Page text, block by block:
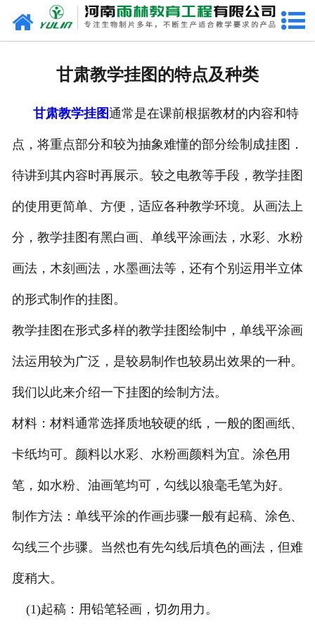
网站首页
联系我们
甘肃教学挂图的特点及种类
甘肃教学挂图通常是在课前根据教材的内容和特
点，将重点部分和较为抽象难懂的部分绘制成挂图．
待讲到其内容时再展示。较之电教等手段，教学挂图
的使用更简单、方便，适应各种教学环境。从画法上
分，教学挂图有黑白画、单线平涂画法，水彩、水粉
画法，木刻画法，水墨画法等，还有个别运用半立体
的形式制作的挂图。
教学挂图在形式多样的教学挂图绘制中，单线平涂画
法运用较为广泛，是较易制作也较易出效果的一种。
我们以此来介绍一下挂图的绘制方法。
材料：材料通常选择质地较硬的纸，一般的图画纸、
卡纸均可。颜料以水彩、水粉画颜料为宜。涂色用
笔，如水粉、油画笔均可，勾线以狼毫毛笔为好。
制作方法：单线平涂的作画步骤一般有起稿、涂色、
勾线三个步骤。当然也有先勾线后填色的画法，但难
度稍大。
(1)起稿：用铅笔轻画，切勿用力。